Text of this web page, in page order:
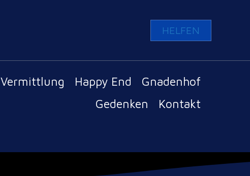
HELFEN
Vermittlung Happy End
Gnadenhof
Gedenken
Kontakt